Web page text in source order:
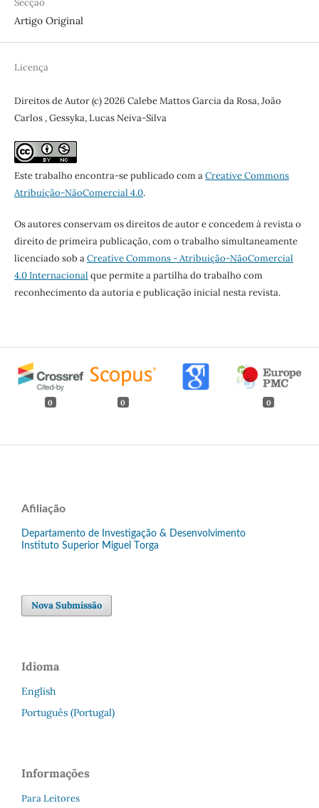
Secção
Artigo Original
Licença
Direitos de Autor (c) 2026 Calebe Mattos Garcia da Rosa, João
Carlos , Gessyka, Lucas Neiva-Silva
Este trabalho encontra-se publicado com aCreative Commons
Atribuição-NãoComercial 4.0.
Os autores conservam os direitos de autor e concedem à revista o
direito de primeira publicação, com o trabalho simultaneamente
licenciado sob aCreative Commons - Atribuição-NãoComercial
4.0 Internacional que permite a partilha do trabalho com
reconhecimento da autoria e publicação inicial nesta revista.
0 0 0
Afiliação
Departamento de Investigação & Desenvolvimento
Instituto Superior Miguel Torga
Nova Submissão
Idioma
English
Português (Portugal)
Informações
Para Leitores